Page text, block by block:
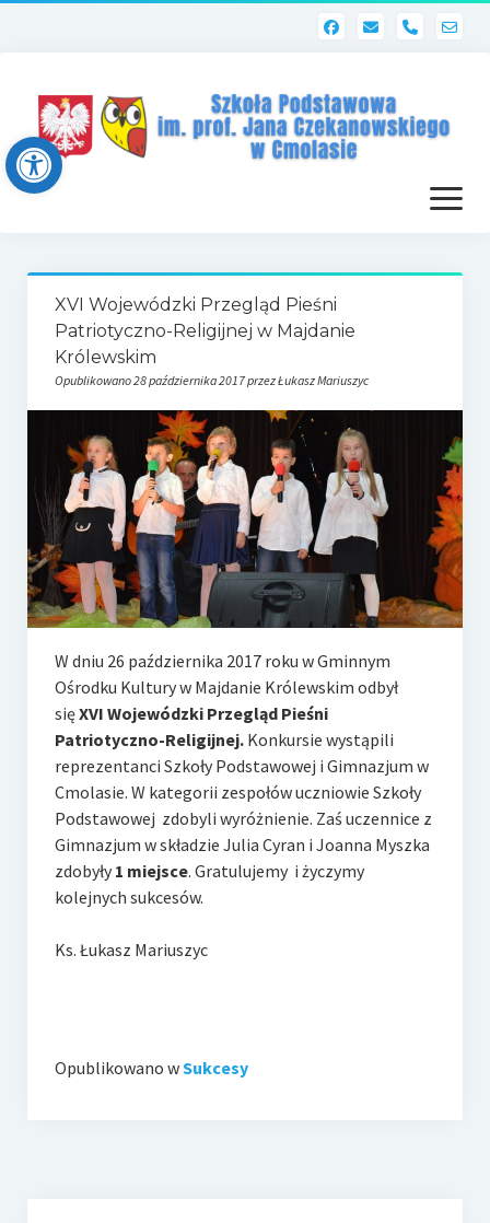
Open toolbar
phone
otwórz
menu
Dziennik elektroniczny (Librus)
Dla nauczycieli
Dziennik elektroniczny
e-Rada
Logowanie
XVI Wojewódzki Przegląd Pieśni
Patriotyczno-Religijnej w Majdanie
Królewskim
Opublikowano 28 października 2017 przez Łukasz Mariuszyc
​W dniu 26 października 2017 roku w Gminnym
Ośrodku Kultury w Majdanie Królewskim odbył
sięXVI Wojewódzki Przegląd Pieśni
Patriotyczno-Religijnej. Konkursie wystąpili
reprezentanci Szkoły Podstawowej i Gimnazjum w
Cmolasie. W kategorii zespołów uczniowie Szkoły
Podstawowej zdobyli wyróżnienie. Zaś uczennice z
Gimnazjum w składzie Julia Cyran i Joanna Myszka
zdobyły 1 miejsce. Gratulujemy i życzymy
kolejnych sukcesów.
Ks. Łukasz Mariuszyc
Opublikowano wSukcesy